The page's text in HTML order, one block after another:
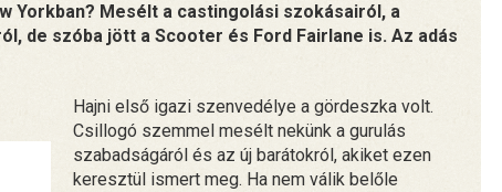
Yorkban? Mesélt a castingolási szokásairól, a
de szóba jött a Scooter és Ford Fairlane is. Az adás
Hajni első igazi szenvedélye a gördeszka volt.
Csillogó szemmel mesélt nekünk a gurulás
szabadságáról és az új barátokról, akiket ezen
keresztül ismert meg. Ha nem válik belőle